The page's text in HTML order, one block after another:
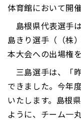
体育館において開
島根県代表選手
島きり選手（（株
本大会への出場権
三島選手は、「
できました。今年
いたします。島根
ように、チーム一